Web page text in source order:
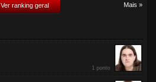
Ver ranking geral Mais »
1 ponto